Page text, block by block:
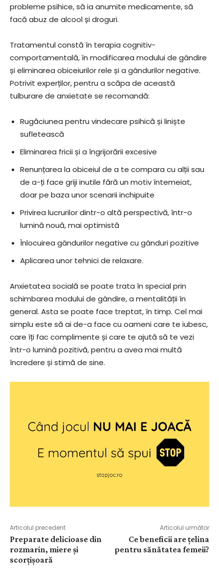
probleme psihice, să ia anumite medicamente, să
facă abuz de alcool și droguri.
Tratamentul constă în terapia cognitiv-
comportamentală, în modificarea modului de gândire
și eliminarea obiceiurilor rele și a gândurilor negative.
Potrivit experților, pentru a scăpa de această
tulburare de anxietate se recomandă:
Rugăciunea pentru vindecare psihică și liniște
sufletească
Eliminarea fricii și a îngrijorării excesive
Renunțarea la obiceiul de a te compara cu alții sau
de a-ți face griji inutile fără un motiv întemeiat,
doar pe baza unor scenarii inchipuite
Privirea lucrurilor dintr-o altă perspectivă, într-o
lumină nouă, mai optimistă
Înlocuirea gândurilor negative cu gânduri pozitive
Aplicarea unor tehnici de relaxare.
Anxietatea socială se poate trata în special prin
schimbarea modului de gândire, a mentalității în
general. Asta se poate face treptat, în timp. Cel mai
simplu este să ai de-a face cu oameni care te iubesc,
care îți fac complimente și care te ajută să te vezi
într-o lumină pozitivă, pentru a avea mai multă
încredere și stimă de sine.
Articolul precedent
Preparate delicioase din
rozmarin, miere și
scorțișoară
Articolul următor
Ce beneficii are țelina
pentru sănătatea femeii?